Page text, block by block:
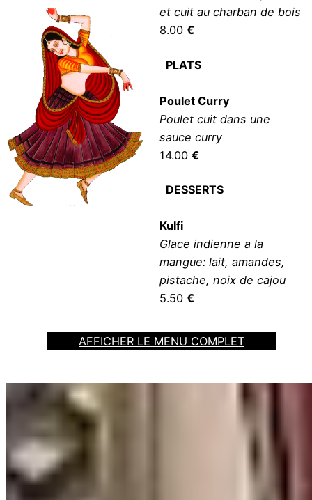
et cuit au charban de bois
8.00€
PLATS
Poulet Curry
Poulet cuit dans une
sauce curry
14.00€
DESSERTS
Kulfi
Glace indienne a la
mangue: lait, amandes,
pistache, noix de cajou
5.50€
AFFICHER LE MENU COMPLET